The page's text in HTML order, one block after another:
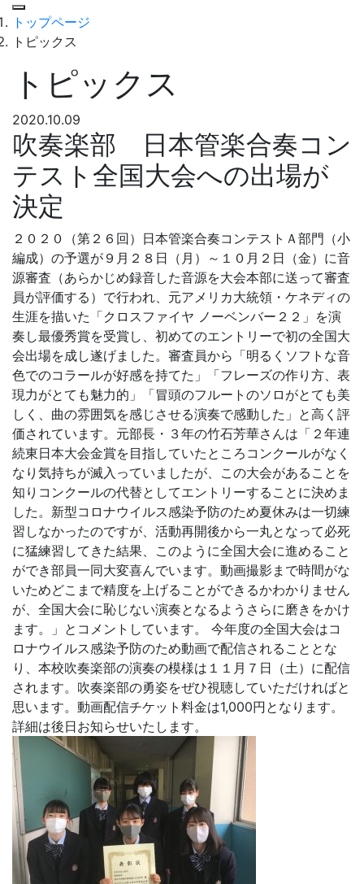
Menu
トップページ
トピックス
トピックス
2020.10.09
吹奏楽部 日本管楽合奏コン
テスト全国大会への出場が
決定
２０２０（第２６回）日本管楽合奏コンテストＡ部門（小
編成）の予選が９月２８日（月）～１０月２日（金）に音
源審査（あらかじめ録音した音源を大会本部に送って審査
員が評価する）で行われ、元アメリカ大統領・ケネディの
生涯を描いた「クロスファイヤ ノーベンバー２２」を演
奏し最優秀賞を受賞し、初めてのエントリーで初の全国大
会出場を成し遂げました。審査員から「明るくソフトな音
色でのコラールが好感を持てた」「フレーズの作り方、表
現力がとても魅力的」「冒頭のフルートのソロがとても美
しく、曲の雰囲気を感じさせる演奏で感動した」と高く評
価されています。元部長・３年の竹石芳華さんは「２年連
続東日本大会金賞を目指していたところコンクールがなく
なり気持ちが滅入っていましたが、この大会があることを
知りコンクールの代替としてエントリーすることに決めま
した。新型コロナウイルス感染予防のため夏休みは一切練
習しなかったのですが、活動再開後から一丸となって必死
に猛練習してきた結果、このように全国大会に進めること
ができ部員一同大変喜んでいます。動画撮影まで時間がな
いためどこまで精度を上げることができるかわかりません
が、全国大会に恥じない演奏となるようさらに磨きをかけ
ます。」とコメントしています。 今年度の全国大会はコ
ロナウイルス感染予防のため動画で配信されることとな
り、本校吹奏楽部の演奏の模様は１１月７日（土）に配信
されます。吹奏楽部の勇姿をぜひ視聴していただければと
思います。動画配信チケット料金は1,000円となります。
詳細は後日お知らせいたします。